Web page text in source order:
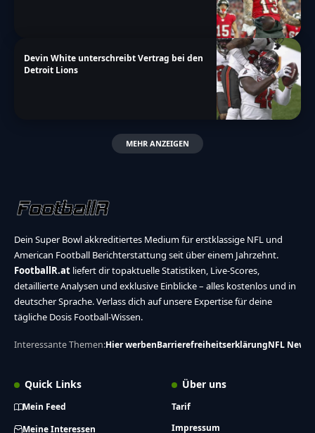
Devin White unterschreibt Vertrag bei den
Detroit Lions
MEHR ANZEIGEN
Dein Super Bowl akkreditiertes Medium für erstklassige NFL und
American Football Berichterstattung seit über einem Jahrzehnt.
FootballR.at liefert dir topaktuelle Statistiken, Live-Scores,
detaillierte Analysen und exklusive Einblicke – alles kostenlos und in
deutscher Sprache. Verlass dich auf unsere Expertise für deine
tägliche Dosis Football-Wissen.
Interessante Themen:Hier werbenBarrierefreiheitserklärungNFL News
Quick Links
Mein Feed
Meine Interessen
Über uns
Tarif
Impressum